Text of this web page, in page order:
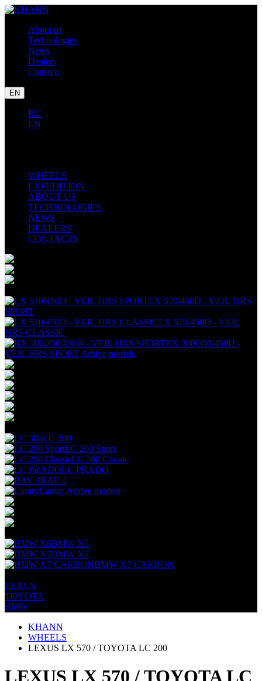
About us
Technologies
News
Dealers
Contacts
EN
RU
EN
WHEELS
EXPEDITION
ABOUT US
TECHNOLOGIES
NEWS
DEALERS
CONTACTS
LX 570/450D - VER. HRS
SPORT
LX 570/450D - VER.
HRS CLASSIC
RX 300/350/450H -
VER. HRS SPORT Arhive models
LC 300
LC 200 Sport
LC 200 Classic
LC PRADO
RAV 4
Camry Arhive models
BMW X6
BMW X7
BMW X7 CARBON
LEXUS
TOYOTA
BMW
KHANN
WHEELS
LEXUS LX 570 / TOYOTA LC 200
LEXUS LX 570 / TOYOTA LC